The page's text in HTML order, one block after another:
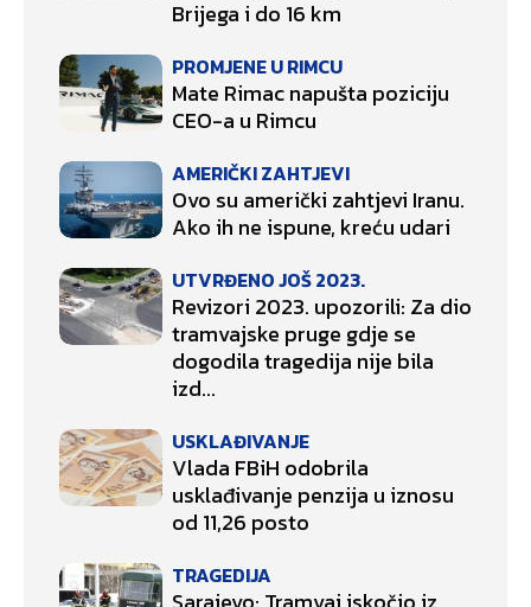
Brijega i do 16 km
PROMJENE U RIMCU
Mate Rimac napušta poziciju
CEO-a u Rimcu
AMERIČKI ZAHTJEVI
Ovo su američki zahtjevi Iranu.
Ako ih ne ispune, kreću udari
UTVRĐENO JOŠ 2023.
Revizori 2023. upozorili: Za dio
tramvajske pruge gdje se
dogodila tragedija nije bila
izd...
USKLAĐIVANJE
Vlada FBiH odobrila
usklađivanje penzija u iznosu
od 11,26 posto
TRAGEDIJA